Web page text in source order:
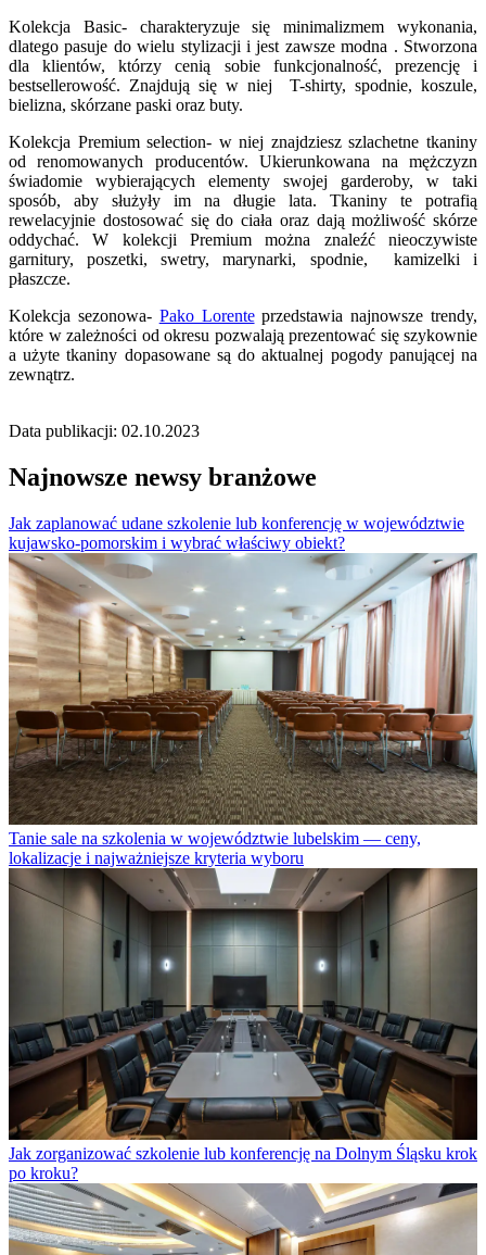
Kolekcja Basic- charakteryzuje się minimalizmem wykonania,
dlatego pasuje do wielu stylizacji i jest zawsze modna . Stworzona
dla klientów, którzy cenią sobie funkcjonalność, prezencję i
bestsellerowość. Znajdują się w niej T-shirty, spodnie, koszule,
bielizna, skórzane paski oraz buty.
Kolekcja Premium selection- w niej znajdziesz szlachetne tkaniny
od renomowanych producentów. Ukierunkowana na mężczyzn
świadomie wybierających elementy swojej garderoby, w taki
sposób, aby służyły im na długie lata. Tkaniny te potrafią
rewelacyjnie dostosować się do ciała oraz dają możliwość skórze
oddychać. W kolekcji Premium można znaleźć nieoczywiste
garnitury, poszetki, swetry, marynarki, spodnie, kamizelki i
płaszcze.
Kolekcja sezonowa- Pako Lorenteprzedstawia najnowsze trendy,
które w zależności od okresu pozwalają prezentować się szykownie
a użyte tkaniny dopasowane są do aktualnej pogody panującej na
zewnątrz.
Data publikacji: 02.10.2023
Najnowsze newsy branżowe
Jak zaplanować udane szkolenie lub konferencję w województwie
kujawsko-pomorskim i wybrać właściwy obiekt?
Tanie sale na szkolenia w województwie lubelskim — ceny,
lokalizacje i najważniejsze kryteria wyboru
Jak zorganizować szkolenie lub konferencję na Dolnym Śląsku krok
po kroku?